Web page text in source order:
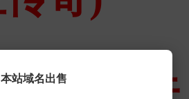
本站域名出售